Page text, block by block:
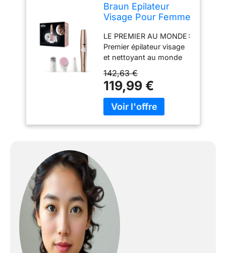
Braun Epilateur
Visage Pour Femme
Bronze
LE PREMIER AU MONDE :
Premier épilateur visage
et nettoyant au monde
combinaison des
différents accessoires
vous aide à obtenir une
peau radieuse et
une peau lisse, tonifiez
pour un meilleur teint
UTILISATION PRATIQUE :
Portable et rechargeable,
idéal pour transporter
PLUSIEURS FOIS :
Produit primé plusieurs
142,63 €
119,99 €